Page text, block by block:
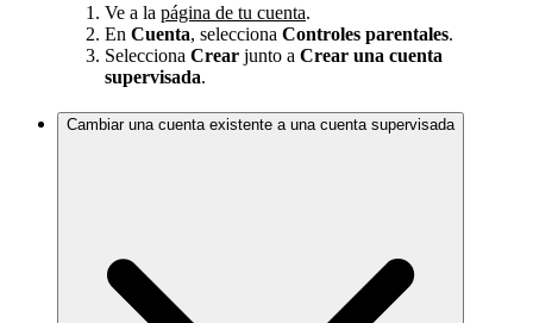
Ve a la página de tu cuenta.
En Cuenta, selecciona Controles parentales.
Selecciona Crear junto a Crear una cuenta
supervisada.
Cambiar una cuenta existente a una cuenta supervisada